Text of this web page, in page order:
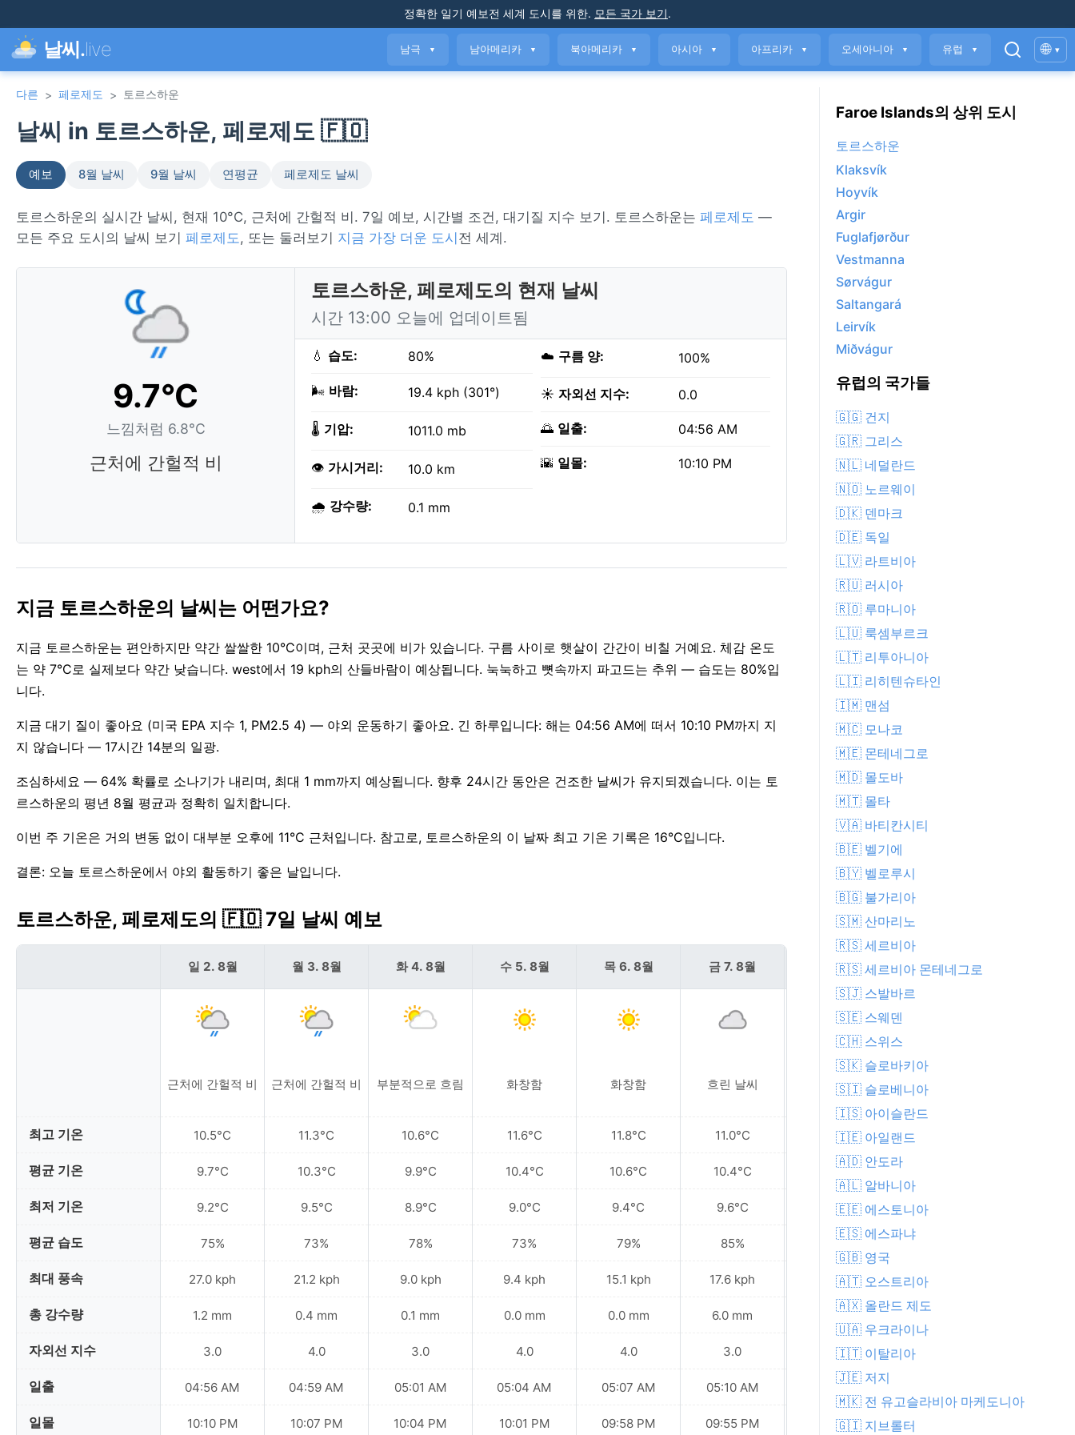
정확한 일기 예보전 세계 도시를 위한. 모든 국가 보기.
날씨.live 남극 ▼ 남아메리카 ▼ 북아메리카 ▼ 아시아 ▼ 아프리카 ▼ 오세아니아 ▼ 유럽 ▼ 🌐 ▾
다른 > 페로제도 > 토르스하운
날씨 in 토르스하운, 페로제도 🇫🇴
예보 8월 날씨 9월 날씨 연평균 페로제도 날씨
토르스하운의 실시간 날씨, 현재 10°C, 근처에 간헐적 비. 7일 예보, 시간별 조건, 대기질 지수 보기. 토르스하운는 페로제도 —
모든 주요 도시의 날씨 보기 페로제도, 또는 둘러보기 지금 가장 더운 도시 전 세계.
9.7°C
느낌처럼 6.8°C
근처에 간헐적 비
토르스하운, 페로제도의 현재 날씨
시간 13:00 오늘에 업데이트됨
💧 습도: 80%
🌬️ 바람: 19.4 kph (301°)
🌡️ 기압: 1011.0 mb
👁️ 가시거리: 10.0 km
🌧️ 강수량: 0.1 mm
☁️ 구름 양: 100%
☀️ 자외선 지수: 0.0
🌅 일출: 04:56 AM
🌇 일몰: 10:10 PM
지금 토르스하운의 날씨는 어떤가요?
지금 토르스하운는 편안하지만 약간 쌀쌀한 10°C이며, 근처 곳곳에 비가 있습니다. 구름 사이로 햇살이 간간이 비칠 거예요. 체감 온도
는 약 7°C로 실제보다 약간 낮습니다. west에서 19 kph의 산들바람이 예상됩니다. 눅눅하고 뼛속까지 파고드는 추위 — 습도는 80%입
니다.
지금 대기 질이 좋아요 (미국 EPA 지수 1, PM2.5 4) — 야외 운동하기 좋아요. 긴 하루입니다: 해는 04:56 AM에 떠서 10:10 PM까지 지
지 않습니다 — 17시간 14분의 일광.
조심하세요 — 64% 확률로 소나기가 내리며, 최대 1 mm까지 예상됩니다. 향후 24시간 동안은 건조한 날씨가 유지되겠습니다. 이는 토
르스하운의 평년 8월 평균과 정확히 일치합니다.
이번 주 기온은 거의 변동 없이 대부분 오후에 11°C 근처입니다. 참고로, 토르스하운의 이 날짜 최고 기온 기록은 16°C입니다.
결론: 오늘 토르스하운에서 야외 활동하기 좋은 날입니다.
토르스하운, 페로제도의 🇫🇴 7일 날씨 예보
최고 기온
평균 기온
최저 기온
평균 습도
최대 풍속
총 강수량
자외선 지수
일출
일몰
일 2. 8월
근처에 간헐적 비
10.5°C
9.7°C
9.2°C
75%
27.0 kph
1.2 mm
3.0
04:56 AM
10:10 PM
월 3. 8월
근처에 간헐적 비
11.3°C
10.3°C
9.5°C
73%
21.2 kph
0.4 mm
4.0
04:59 AM
10:07 PM
화 4. 8월
부분적으로 흐림
10.6°C
9.9°C
8.9°C
78%
9.0 kph
0.1 mm
3.0
05:01 AM
10:04 PM
수 5. 8월
화창함
11.6°C
10.4°C
9.0°C
73%
9.4 kph
0.0 mm
4.0
05:04 AM
10:01 PM
목 6. 8월
화창함
11.8°C
10.6°C
9.4°C
79%
15.1 kph
0.0 mm
4.0
05:07 AM
09:58 PM
금 7. 8월
흐린 날씨
11.0°C
10.4°C
9.6°C
85%
17.6 kph
6.0 mm
3.0
05:10 AM
09:55 PM
토 8. 8월
근처에 간헐적 비
10.1°C
9.8°C
9.5°C
89%
29.9 kph
4.8 mm
3.0
05:12 AM
09:52 PM
Faroe Islands의 상위 도시
토르스하운
Klaksvík
Hoyvík
Argir
Fuglafjørður
Vestmanna
Sørvágur
Saltangará
Leirvík
Miðvágur
유럽의 국가들
🇬🇬 건지
🇬🇷 그리스
🇳🇱 네덜란드
🇳🇴 노르웨이
🇩🇰 덴마크
🇩🇪 독일
🇱🇻 라트비아
🇷🇺 러시아
🇷🇴 루마니아
🇱🇺 룩셈부르크
🇱🇹 리투아니아
🇱🇮 리히텐슈타인
🇮🇲 맨섬
🇲🇨 모나코
🇲🇪 몬테네그로
🇲🇩 몰도바
🇲🇹 몰타
🇻🇦 바티칸시티
🇧🇪 벨기에
🇧🇾 벨로루시
🇧🇬 불가리아
🇸🇲 산마리노
🇷🇸 세르비아
🇷🇸 세르비아 몬테네그로
🇸🇯 스발바르
🇸🇪 스웨덴
🇨🇭 스위스
🇸🇰 슬로바키아
🇸🇮 슬로베니아
🇮🇸 아이슬란드
🇮🇪 아일랜드
🇦🇩 안도라
🇦🇱 알바니아
🇪🇪 에스토니아
🇪🇸 에스파냐
🇬🇧 영국
🇦🇹 오스트리아
🇦🇽 올란드 제도
🇺🇦 우크라이나
🇮🇹 이탈리아
🇯🇪 저지
🇲🇰 전 유고슬라비아 마케도니아
🇬🇮 지브롤터